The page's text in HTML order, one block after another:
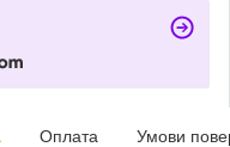
Оплата Умови